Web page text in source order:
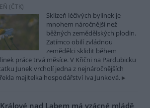
(ČTK)
Sklizeň léčivých bylinek je
mnohem náročnější než
běžných zemědělských plodin.
Zatímco obilí zvládnou
zemědělci sklidit během
práce trvá měsíce. V Křični na Pardubicku
Junek vrcholí jedna z nejnáročnějších
majitelka hospodářství Iva Junková.
nad Labem má vzácné mládě